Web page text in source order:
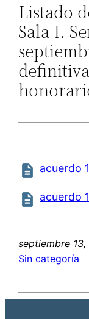
Listado
Sala I.
acuerdo
acuerdo
septiembre 13,
Sin categoría